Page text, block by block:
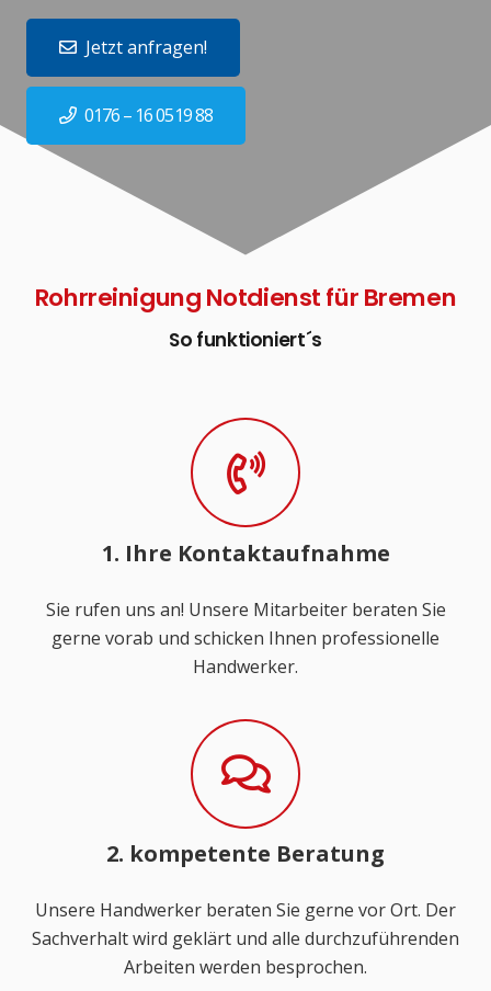
Jetzt anfragen!
0176 – 16 0519 88
Rohrreinigung Notdienst für Bremen
So funktioniert´s
1. Ihre Kontaktaufnahme
Sie rufen uns an! Unsere Mitarbeiter beraten Sie
gerne vorab und schicken Ihnen professionelle
Handwerker.
2. kompetente Beratung
Unsere Handwerker beraten Sie gerne vor Ort. Der
Sachverhalt wird geklärt und alle durchzuführenden
Arbeiten werden besprochen.